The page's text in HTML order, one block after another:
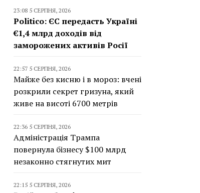
23:08 5 СЕРПНЯ, 2026
Politico: ЄС передасть Україні
€1,4 млрд доходів від
заморожених активів Росії
22:57 5 СЕРПНЯ, 2026
Майже без кисню і в мороз: вчені
розкрили секрет гризуна, який
живе на висоті 6700 метрів
22:36 5 СЕРПНЯ, 2026
Адміністрація Трампа
повернула бізнесу $100 млрд
незаконно стягнутих мит
22:15 5 СЕРПНЯ, 2026